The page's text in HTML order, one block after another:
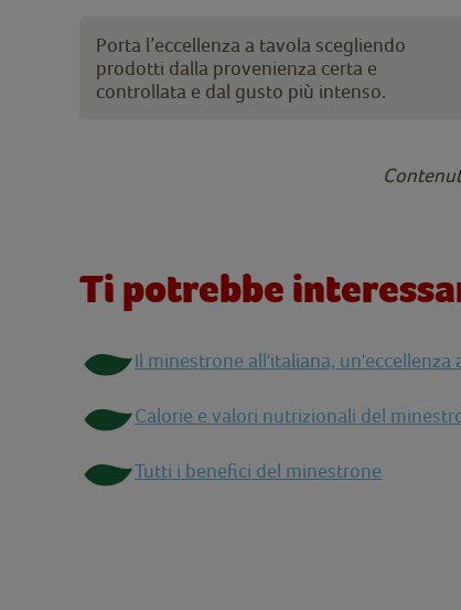
Porta l’eccellenza a tavola scegliendo
prodotti dalla provenienza certa e
controllata e dal gusto più intenso.
Ti potrebbe
Il minestrone all'italiana, un'eccellenza
Calorie e valori nutrizionali del
Tutti i benefici del minestrone